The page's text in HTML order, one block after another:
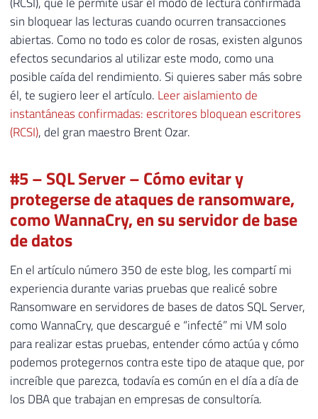
sin bloquear las lecturas cuando ocurren transacciones
abiertas. Como no todo es color de rosas, existen algunos
efectos secundarios al utilizar este modo, como una
posible caída del rendimiento. Si quieres saber más sobre
él, te sugiero leer el artículo. Leer aislamiento de
instantáneas confirmadas: escritores bloquean escritores
(RCSI), del gran maestro Brent Ozar.
#5 – SQL Server – Cómo evitar y
protegerse de ataques de ransomware,
como WannaCry, en su servidor de base
de datos
En el artículo número 350 de este blog, les compartí mi
experiencia durante varias pruebas que realicé sobre
Ransomware en servidores de bases de datos SQL Server,
como WannaCry, que descargué e “infecté” mi VM solo
para realizar estas pruebas, entender cómo actúa y cómo
podemos protegernos contra este tipo de ataque que, por
increíble que parezca, todavía es común en el día a día de
los DBA que trabajan en empresas de consultoría.